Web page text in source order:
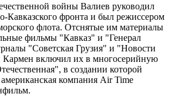
войны Валиев руководил
Кавказского фронта и был режиссером
флота. Отснятые им материалы
фильмы "Кавказ" и "Генерал
"Советская Грузия" и "Новости
Кармен включил их в многосерийную
в создании которой
компания Air Time